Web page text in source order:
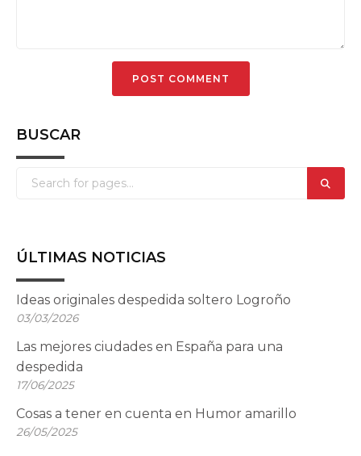
BUSCAR
ÚLTIMAS NOTICIAS
Ideas originales despedida soltero Logroño
03/03/2026
Las mejores ciudades en España para una
despedida
17/06/2025
Cosas a tener en cuenta en Humor amarillo
26/05/2025